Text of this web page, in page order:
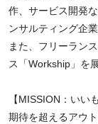
作、サービス開発
ンサルティング企業
また、フリーラン
ス「Workship」を
【MISSION：いい
期待を超えるアウ